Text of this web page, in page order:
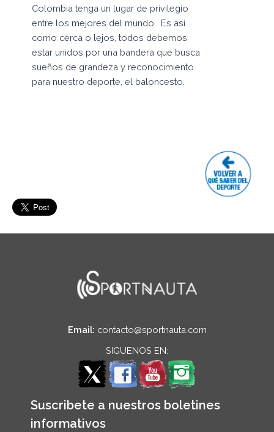
Colombia tenga un lugar de privilegio
entre los mejores del mundo. Es así
como cerca o lejos, todos debemos
estar unidos por una bandera que busca
sueños de grandeza y reconocimiento
para nuestro deporte, el baloncesto.
Email: contacto@sportnauta.com
SIGUENOS EN:
Suscribete a nuestros boletines
informativos